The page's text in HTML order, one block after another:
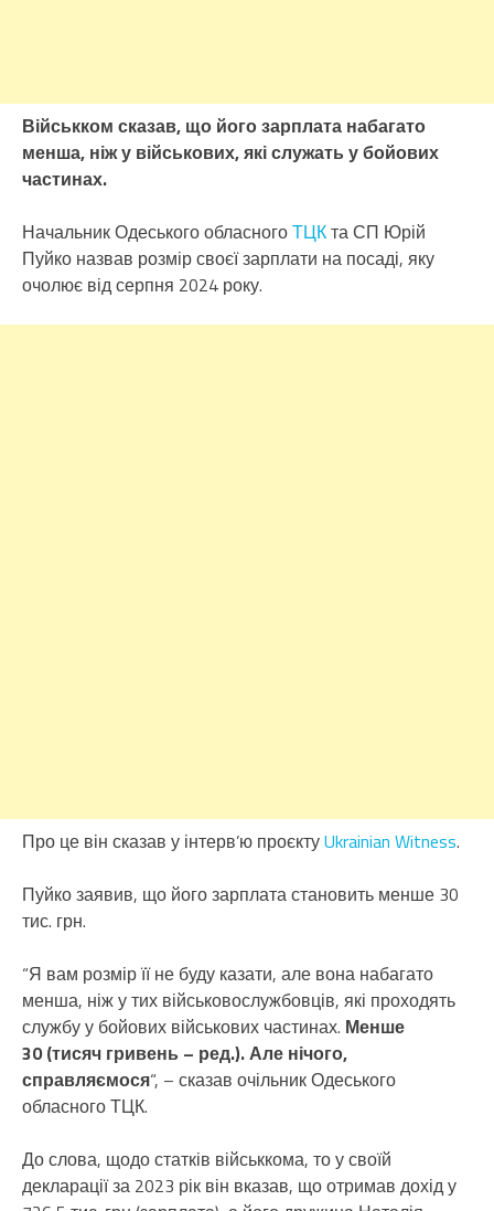
Військком сказав, що його зарплата набагато
менша, ніж у військових, які служать у бойових
частинах.
Начальник Одеського обласногоТЦКта СП Юрій
Пуйко назвав розмір своєї зарплати на посаді, яку
очолює від серпня 2024 року.
Про це він сказав у інтерв’ю проєктуUkrainian Witness.
Пуйко заявив, що його зарплата становить менше 30
тис. грн.
“Я вам розмір її не буду казати, але вона набагато
менша, ніж у тих військовослужбовців, які проходять
службу у бойових військових частинах. Менше
30 (тисяч гривень – ред.). Але нічого,
справляємося“, – сказав очільник Одеського
обласного ТЦК.
До слова, щодо статків військкома, то у своїй
декларації за 2023 рік він вказав, що отримав дохід у